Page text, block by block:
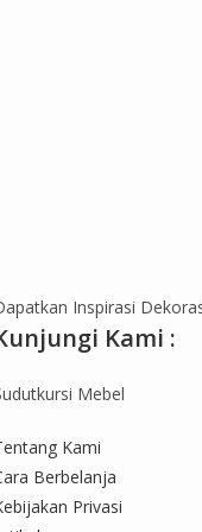
Inspirasi
Kami :
Mebel
Kami
Berbelanja
Privasi